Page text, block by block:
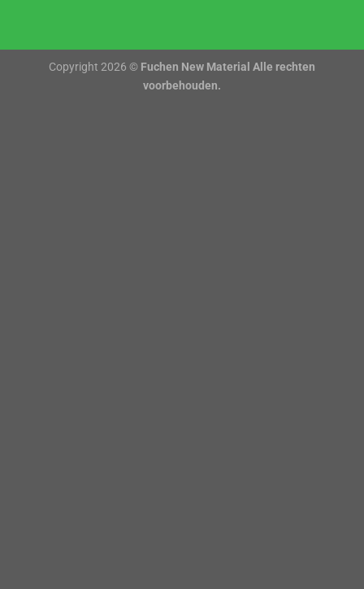
Copyright 2026 © Fuchen New Material Alle rechten
voorbehouden.